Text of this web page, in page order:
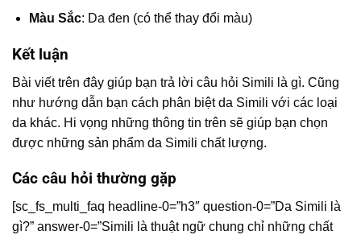
Màu Sắc: Da đen (có thể thay đổi màu)
Kết luận
Bài viết trên đây giúp bạn trả lời câu hỏi Simili là gì. Cũng
như hướng dẫn bạn cách phân biệt da Simili với các loại
da khác. Hi vọng những thông tin trên sẽ giúp bạn chọn
được những sản phẩm da Simili chất lượng.
Các câu hỏi thường gặp
[sc_fs_multi_faq headline-0=”h3″ question-0=”Da Simili là
gì?” answer-0=”Simili là thuật ngữ chung chỉ những chất